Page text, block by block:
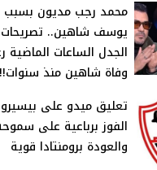
محمد رجب مديون بسبب
يوسف شاهين.. تصريحات
الجدل الساعات الماضية
وفاة شاهين منذ سنوات!!
تعليق ميدو على
الفوز برباعية على
والعودة برومنتادا قوية